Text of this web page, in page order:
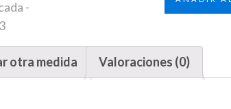
otra medida Valoraciones (0)